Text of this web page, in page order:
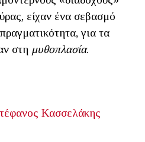
είχαν ένα σεβασμό
για τα
στη μυθοπλασία.
Κασσελάκης